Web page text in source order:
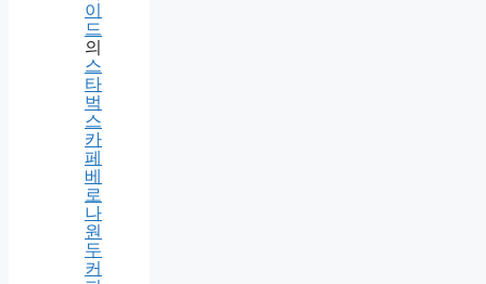
로
봇
청
소
기
구
매
가
이
드
의
스
타
벅
스